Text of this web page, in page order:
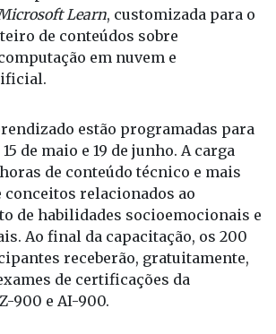
da plataforma de
Learn, customizada para o
de conteúdos sobre
em nuvem e
estão programadas para
de maio e 19 de junho. A carga
de conteúdo técnico e mais
conceitos relacionados ao
de habilidades socioemocionais e
Ao final da capacitação, os 200
receberão, gratuitamente,
de certificações da